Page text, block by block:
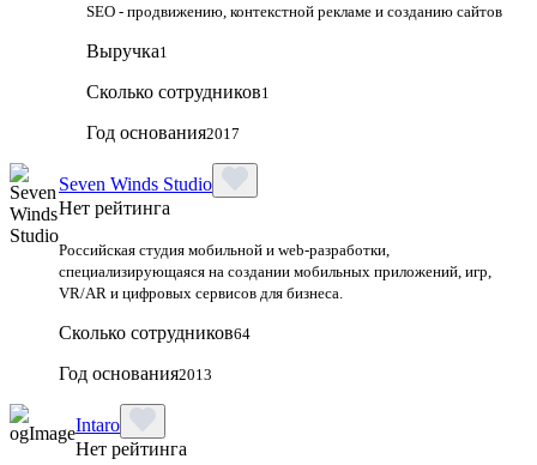
SEO - продвижению, контекстной рекламе и созданию сайтов
Выручка1
Сколько сотрудников1
Год основания2017
Seven Winds Studio
Нет рейтинга
Российская студия мобильной и web-разработки,
специализирующаяся на создании мобильных приложений, игр,
VR/AR и цифровых сервисов для бизнеса.
Сколько сотрудников64
Год основания2013
Intaro
Нет рейтинга